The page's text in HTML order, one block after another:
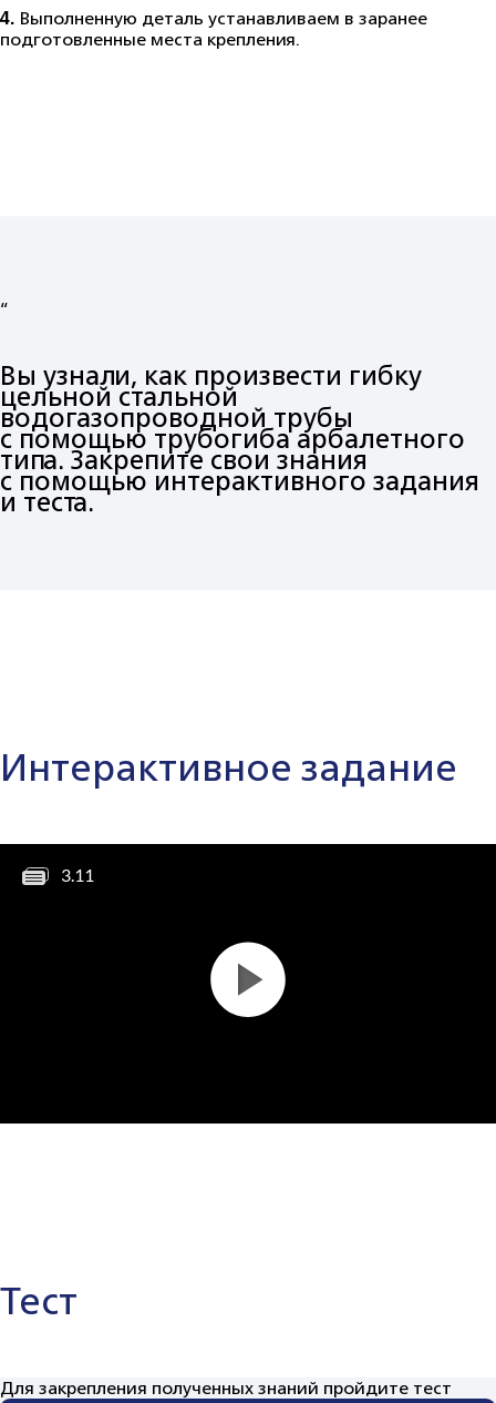
4. Выполненную деталь устанавливаем в заранее
подготовленные места крепления.
“
Вы узнали, как произвести гибку
цельной стальной
водогазопроводной трубы
с помощью трубогиба арбалетного
типа. Закрепите свои знания
с помощью интерактивного задания
и теста.
Интерактивное задание
Тест
Для закрепления полученных знаний пройдите тест